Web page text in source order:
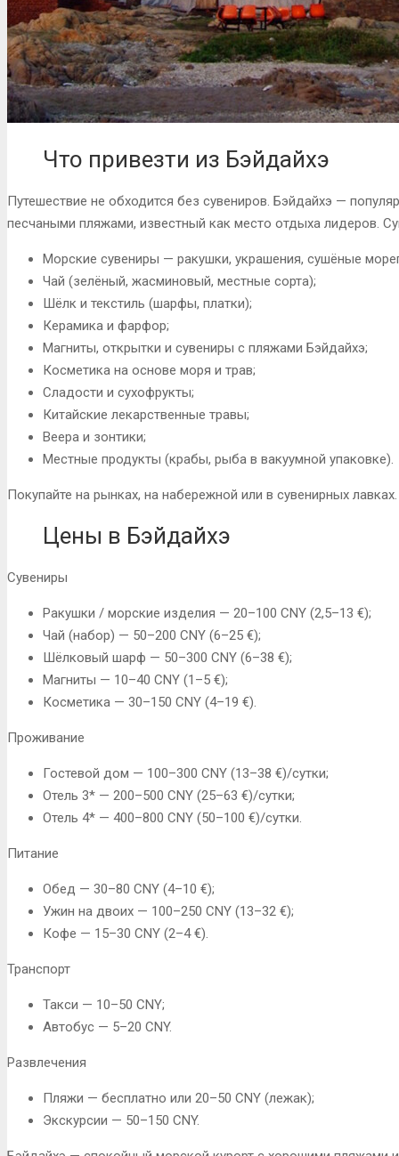
Что привезти из Бэйдайхэ
Путешествие не обходится без сувениров. Бэйдайхэ —
песчаными пляжами, известный как место отдыха лидеров.
Морские сувениры — ракушки, украшения, сушёные
Чай (зелёный, жасминовый, местные сорта);
Шёлк и текстиль (шарфы, платки);
Керамика и фарфор;
Магниты, открытки и сувениры с пляжами Бэйдайхэ;
Косметика на основе моря и трав;
Сладости и сухофрукты;
Китайские лекарственные травы;
Веера и зонтики;
Местные продукты (крабы, рыба в вакуумной упаковке).
Покупайте на рынках, на набережной или в сувенирных лавках.
Цены в Бэйдайхэ
Сувениры
Ракушки / морские изделия — 20–100 CNY (2,5–13 €);
Чай (набор) — 50–200 CNY (6–25 €);
Шёлковый шарф — 50–300 CNY (6–38 €);
Магниты — 10–40 CNY (1–5 €);
Косметика — 30–150 CNY (4–19 €).
Проживание
Гостевой дом — 100–300 CNY (13–38 €)/сутки;
Отель 3* — 200–500 CNY (25–63 €)/сутки;
Отель 4* — 400–800 CNY (50–100 €)/сутки.
Питание
Обед — 30–80 CNY (4–10 €);
Ужин на двоих — 100–250 CNY (13–32 €);
Кофе — 15–30 CNY (2–4 €).
Транспорт
Такси — 10–50 CNY;
Автобус — 5–20 CNY.
Развлечения
Пляжи — бесплатно или 20–50 CNY (лежак);
Экскурсии — 50–150 CNY.